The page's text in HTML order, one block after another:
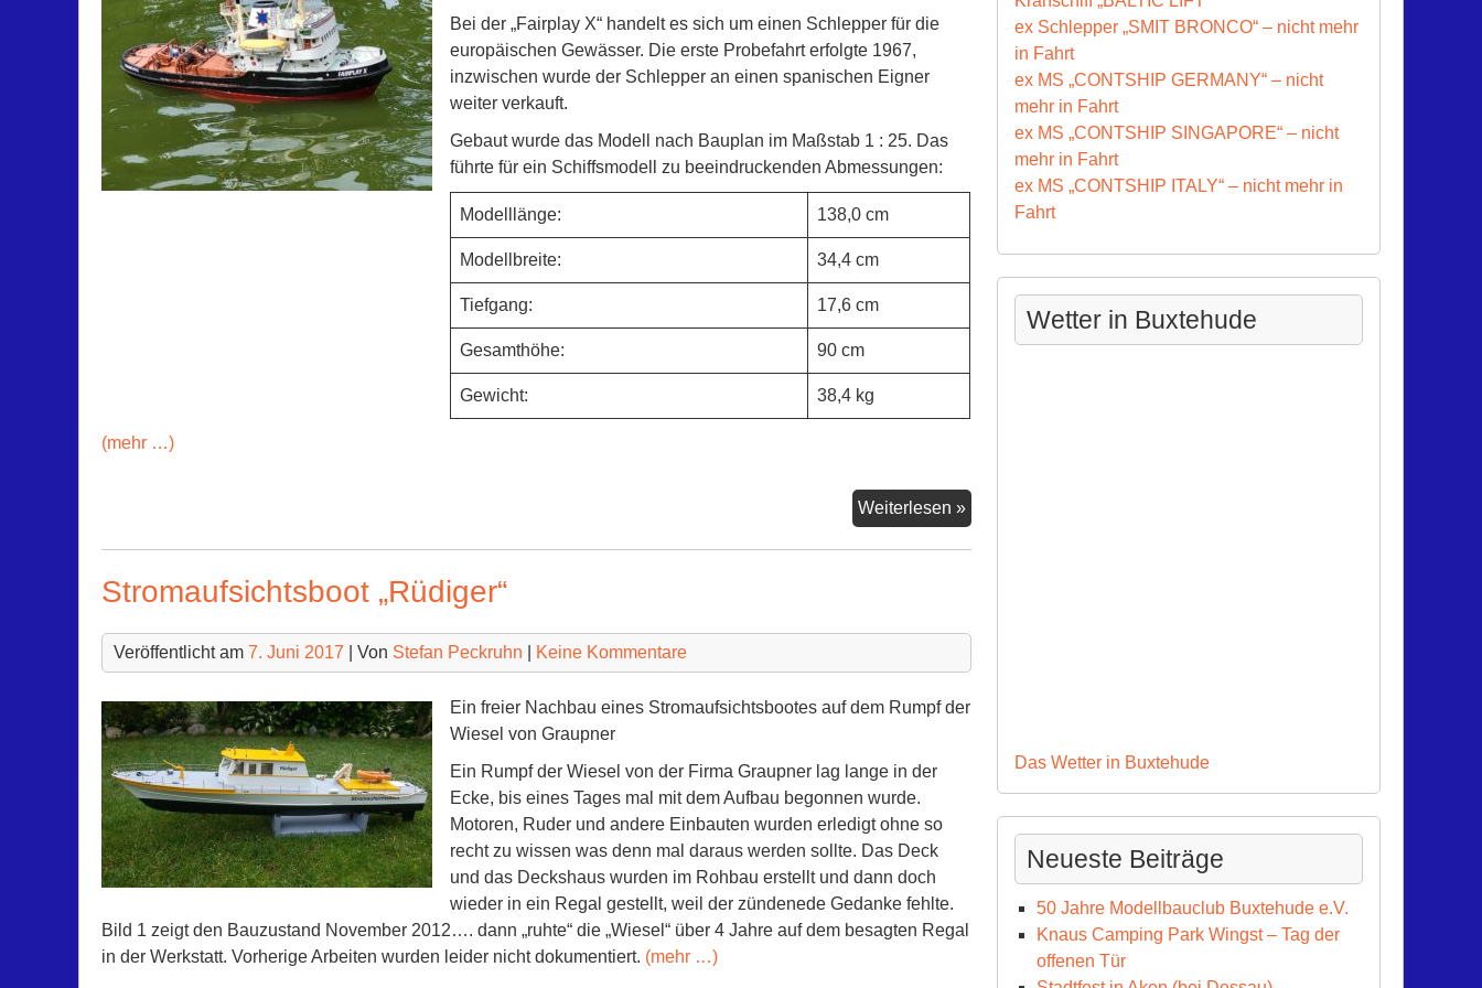
Bei der „Fairplay X“ handelt es sich um einen Schlepper für die
europäischen Gewässer. Die erste Probefahrt erfolgte 1967,
inzwischen wurde der Schlepper an einen spanischen Eigner
weiter verkauft.
Gebaut wurde das Modell nach Bauplan im Maßstab 1 : 25. Das
führte für ein Schiffsmodell zu beeindruckenden Abmessungen:
Modelllänge: 138,0 cm
Modellbreite: 34,4 cm
Tiefgang: 17,6 cm
Gesamthöhe: 90 cm
Gewicht: 38,4 kg
(mehr …)
Weiterlesen »
Stromaufsichtsboot „Rüdiger“
Veröffentlicht am 7. Juni 2017 | Von Stefan Peckruhn Keine Kommentare
Ein freier Nachbau eines Stromaufsichtsbootes auf dem Rumpf der
Wiesel von Graupner
Ein Rumpf der Wiesel von der Firma Graupner lag lange in der
Ecke, bis eines Tages mal mit dem Aufbau begonnen wurde.
Motoren, Ruder und andere Einbauten wurden erledigt ohne so
recht zu wissen was denn mal daraus werden sollte. Das Deck
und das Deckshaus wurden im Rohbau erstellt und dann doch
wieder in ein Regal gestellt, weil der zündenede Gedanke fehlte.
Bild 1 zeigt den Bauzustand November 2012…. dann „ruhte“ die „Wiesel“ über 4 Jahre auf dem besagten Regal
in der Werkstatt. Vorherige Arbeiten wurden leider nicht dokumentiert. (mehr …)
ex Schlepper „SMIT BRONCO“ – nicht mehr
in Fahrt
ex MS „CONTSHIP GERMANY“ – nicht
mehr in Fahrt
ex MS „CONTSHIP SINGAPORE“ – nicht
mehr in Fahrt
ex MS „CONTSHIP ITALY“ – nicht mehr in
Fahrt
Wetter in Buxtehude
Das Wetter in Buxtehude
Neueste Beiträge
50 Jahre Modellbauclub Buxtehude e.V.
Knaus Camping Park Wingst – Tag der
offenen Tür